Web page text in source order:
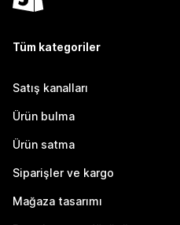
Tüm kategoriler
Satış kanalları
Ürün bulma
Ürün satma
Siparişler ve kargo
Mağaza tasarımı